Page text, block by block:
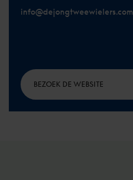
info@dejongtweewielers.com
BEZOEK DE WEBSITE